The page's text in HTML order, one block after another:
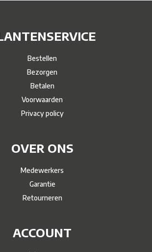
Bestellen
Bezorgen
Betalen
Voorwaarden
Privacy policy
OVER ONS
Medewerkers
Garantie
Retourneren
ACCOUNT